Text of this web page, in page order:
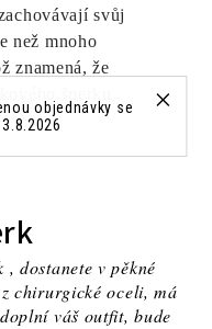
objednávky se
svůj
než mnoho
znamená, že
dostanete v pěkné
chirurgické oceli, má
váš outfit, bude